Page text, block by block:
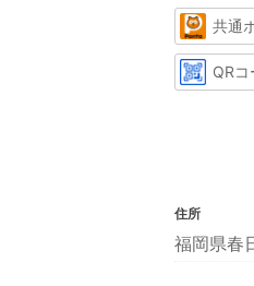
共通
QR
住所
福岡県春